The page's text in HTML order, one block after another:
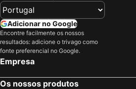
Adicionar no Google
Encontre facilmente os nossos
resultados: adicione o trivago como
fonte preferencial no Google.
Empresa
Os nossos produtos